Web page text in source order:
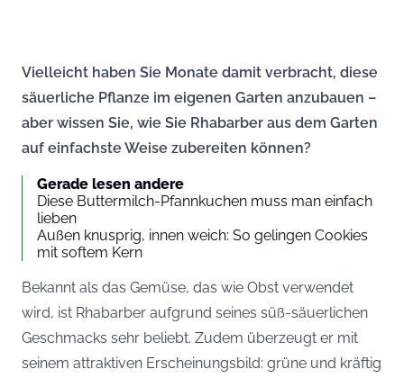
Vielleicht haben Sie Monate damit verbracht, diese
säuerliche Pflanze im eigenen Garten anzubauen –
aber wissen Sie, wie Sie Rhabarber aus dem Garten
auf einfachste Weise zubereiten können?
Gerade lesen andere
Diese Buttermilch-Pfannkuchen muss man einfach
lieben
Außen knusprig, innen weich: So gelingen Cookies
mit softem Kern
Bekannt als das Gemüse, das wie Obst verwendet
wird, ist Rhabarber aufgrund seines süß-säuerlichen
Geschmacks sehr beliebt. Zudem überzeugt er mit
seinem attraktiven Erscheinungsbild: grüne und kräftig